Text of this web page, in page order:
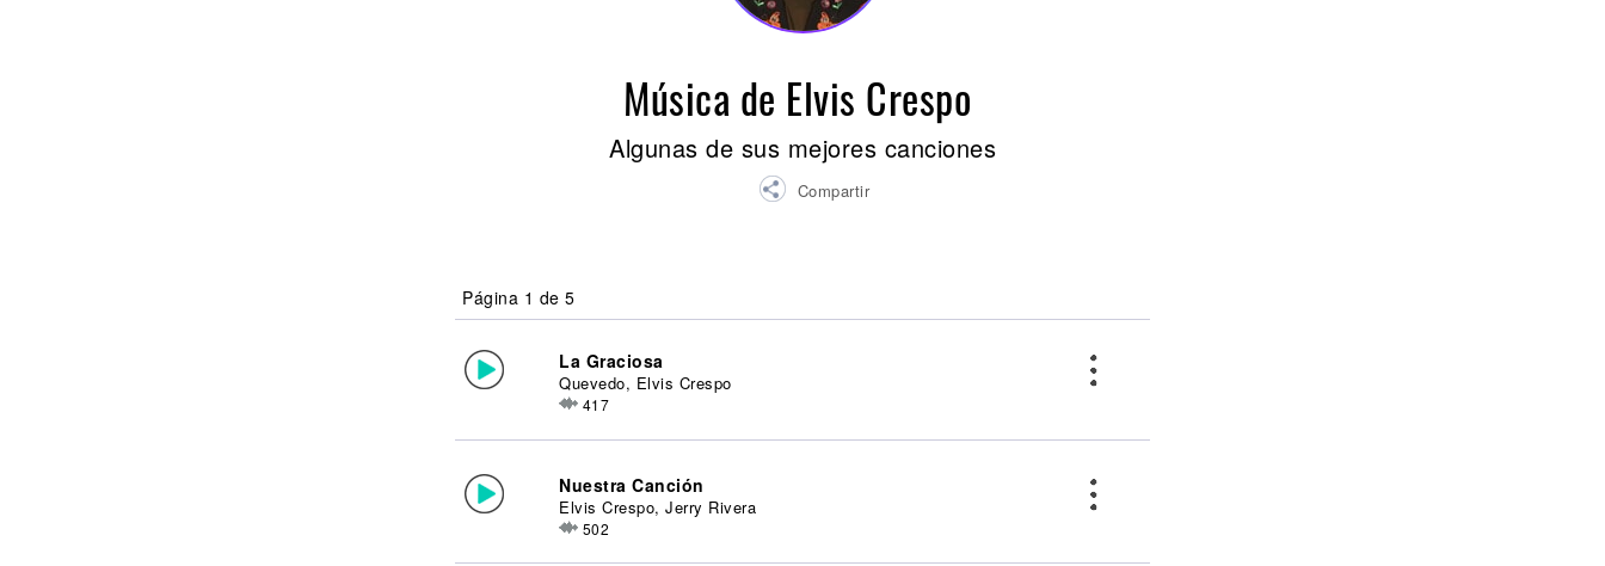
Música de Elvis Crespo
Algunas de sus mejores canciones
Compartir
Página 1 de 5
La Graciosa
Quevedo, Elvis Crespo
417
Nuestra Canción
Elvis Crespo, Jerry Rivera
502